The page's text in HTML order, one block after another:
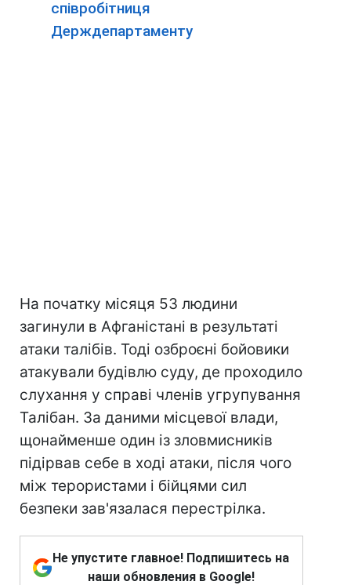
співробітниця
Держдепартаменту
На початку місяця 53 людини
загинули в Афганістані в результаті
атаки талібів. Тоді озброєні бойовики
атакували будівлю суду, де проходило
слухання у справі членів угрупування
Талібан. За даними місцевої влади,
щонайменше один із зловмисників
підірвав себе в ході атаки, після чого
між терористами і бійцями сил
безпеки зав'язалася перестрілка.
Не упустите главное! Подпишитесь на
наши обновления в Google!